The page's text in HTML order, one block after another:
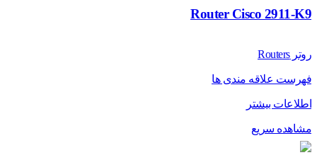
Router Cisco 2911-K9
روتر Routers
فهرست علاقه مندی ها
اطلاعات بیشتر
مشاهده سریع